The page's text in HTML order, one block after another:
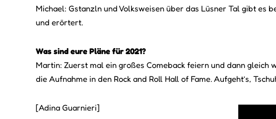
Michael: Gstanzln und Volksweisen über das Lüsner Tal gibt
und erörtert.
Was sind eure Pläne für 2021?
Martin: Zuerst mal ein großes Comeback feiern und dann
die Aufnahme in den Rock and Roll Hall of Fame. Aufgeht’s,
[Adina Guarnieri]